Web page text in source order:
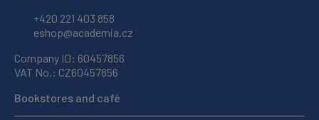
+420 221 403 858
eshop@academia.cz
Company ID: 60457856
VAT No.: CZ60457856
Bookstores and café